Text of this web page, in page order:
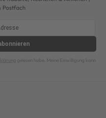
Postfach
gelesen habe. Meine Einwilligung kann